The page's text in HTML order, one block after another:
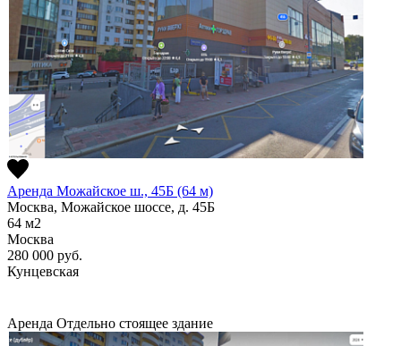
Аренда Можайское ш., 45Б (64 м)
Москва, Можайское шоссе, д. 45Б
64 м2
Москва
280 000 руб.
Кунцевская
Аренда Отдельно стоящее здание